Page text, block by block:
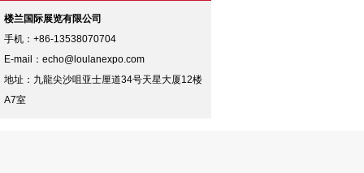
楼兰国际展览有限公司
手机：+86-13538070704
E-mail： echo@loulanexpo.com
地址：九⿓尖沙咀亚⼠厘道34号天星⼤厦12楼
A7室